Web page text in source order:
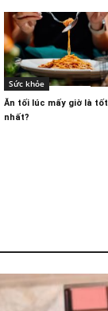
Sức khỏe
Ăn tối lúc mấy giờ là tốt
nhất?